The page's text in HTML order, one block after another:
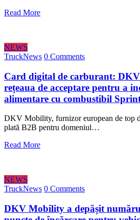
Read More
NEWS
TruckNews 0 Comments
Card digital de carburant:
rețeaua de acceptare pentru a
alimentare cu combustibil
DKV Mobility, furnizor european de top
plată B2B pentru domeniul…
Read More
NEWS
TruckNews 0 Comments
DKV Mobility a depășit